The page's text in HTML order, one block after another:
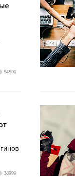
54500
38999